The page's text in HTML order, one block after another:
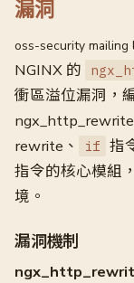
漏洞
oss-security mailing
NGINX 的
衝區溢位漏洞，
rewrite、
if 指
指令的核心模組
境。
漏洞機制